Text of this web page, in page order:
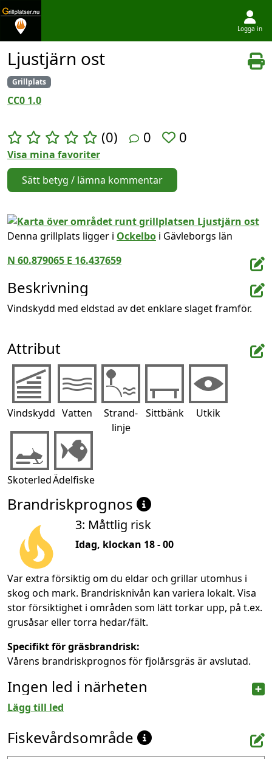
Logga in
Ljustjärn ost
Grillplats
CC0 1.0
(0) 0 0
Visa mina favoriter
Sätt betyg / lämna kommentar
Denna grillplats ligger i Ockelbo i Gävleborgs län
N 60.879065 E 16.437659
Beskrivning
Vindskydd med eldstad av det enklare slaget framför.
Attribut
Vindskydd Vatten
Strand-
linje
Sittbänk Utkik
SkoterledÄdelfiske
Brandriskprognos
3: Måttlig risk
Idag, klockan 18 - 00
Var extra försiktig om du eldar och grillar utomhus i
skog och mark. Brandrisknivån kan variera lokalt. Visa
stor försiktighet i områden som lätt torkar upp, på t.ex.
grusåsar eller torra hedar/fält.
Specifikt för gräsbrandrisk:
Vårens brandriskprognos för fjolårsgräs är avslutad.
Ingen led i närheten
Lägg till led
Fiskevårdsområde